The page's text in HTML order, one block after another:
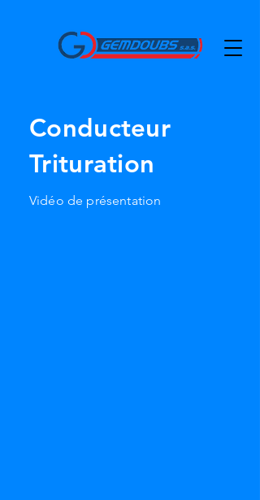
Conducteur
Trituration
Vidéo de présentation